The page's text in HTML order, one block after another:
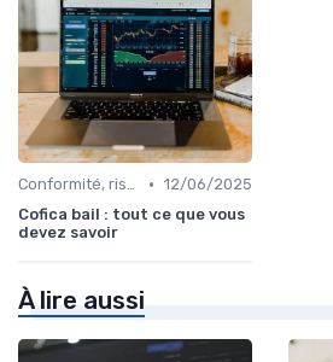
Conformité, risques & réglementation • 12/06/2025
Cofica bail : tout ce que vous
devez savoir
À lire aussi